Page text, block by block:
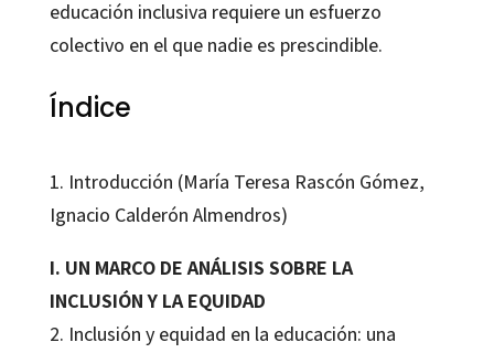
educación inclusiva requiere un esfuerzo
colectivo en el que nadie es prescindible.
Índice
1. Introducción (María Teresa Rascón Gómez,
Ignacio Calderón Almendros)
I. UN MARCO DE ANÁLISIS SOBRE LA
INCLUSIÓN Y LA EQUIDAD
2. Inclusión y equidad en la educación: una